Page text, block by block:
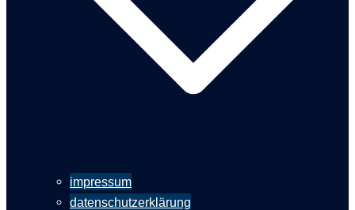
impressum
datenschutzerklärung